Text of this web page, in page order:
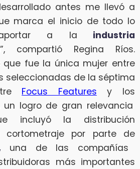
antes me llevó a
marca el inicio de todo lo
a la industria
”, compartió Regina Ríos.
que fue la única mujer entre
seleccionadas de la séptima
Focus Features y los
un logro de gran relevancia
incluyó la distribución
por parte de
una de las compañías
más importantes